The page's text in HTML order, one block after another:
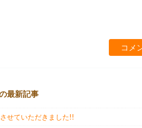
最新記事
せていただきました!!